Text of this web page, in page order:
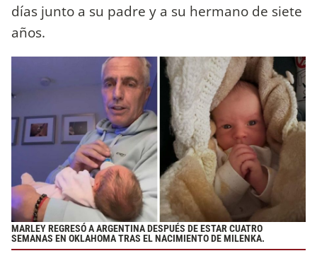
días junto a su padre y a su hermano de siete
años.
MARLEY REGRESÓ A ARGENTINA DESPUÉS DE ESTAR CUATRO
SEMANAS EN OKLAHOMA TRAS EL NACIMIENTO DE MILENKA.